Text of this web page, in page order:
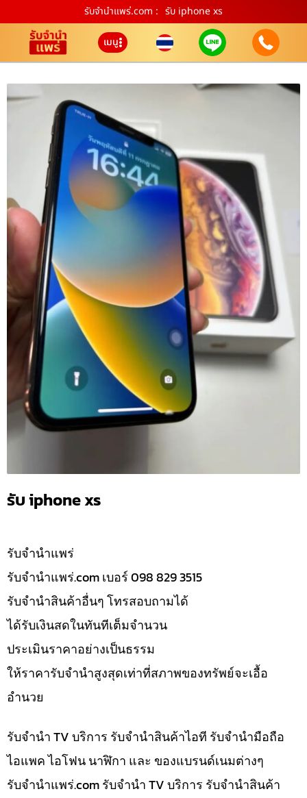
รับจํานําแพร่.com : รับ iphone xs
เมนู
รับ iphone xs
รับจํานำแพร่
รับจํานําแพร่.com เบอร์ 098 829 3515
รับจำนำสินค้าอื่นๆ โทรสอบถามได้
ได้รับเงินสดในทันทีเต็มจำนวน
ประเมินราคาอย่างเป็นธรรม
ให้ราคารับจำนำสูงสุดเท่าที่สภาพของทรัพย์จะเอื้อ
อำนวย
รับจำนำ TV บริการ รับจำนำสินค้าไอที รับจำนำมือถือ
ไอแพค ไอโฟน นาฬิกา และ ของแบรนด์เนมต่างๆ
รับจํานําแพร่.com รับจำนำ TV บริการ รับจำนำสินค้า